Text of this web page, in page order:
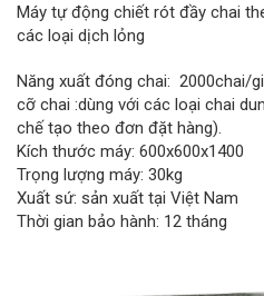
Máy tự động chiết rót đầy chai
các loại dịch lỏng
Năng xuất đóng chai: 2000chai/
cỡ chai :dùng với các loại chai
chế tạo theo đơn đặt hàng).
Kích thước máy: 600x600x1400
Trọng lượng máy: 30kg
Xuất sứ: sản xuất tại Việt Nam
Thời gian bảo hành: 12 tháng